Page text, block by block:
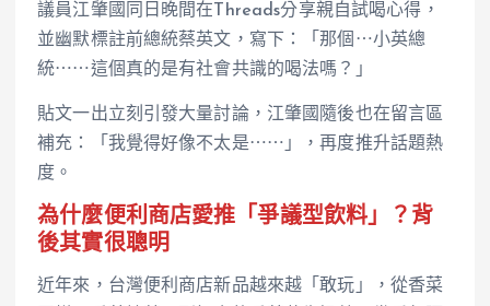
議員江肇國同日晚間在Threads分享親自試喝心得，
並幽默標註前總統蔡英文，寫下：「那個⋯小英總
統⋯⋯這個真的是有社會共識的喝法嗎？」
貼文一出立刻引發大量討論，江肇國隨後也在留言區
補充：「我覺得好像不太是⋯⋯」，再度推升話題熱
度。
為什麼便利商店愛推「爭議型飲料」？背
後其實很聰明
近年來，台灣便利商店新品越來越「敢玩」，從香菜